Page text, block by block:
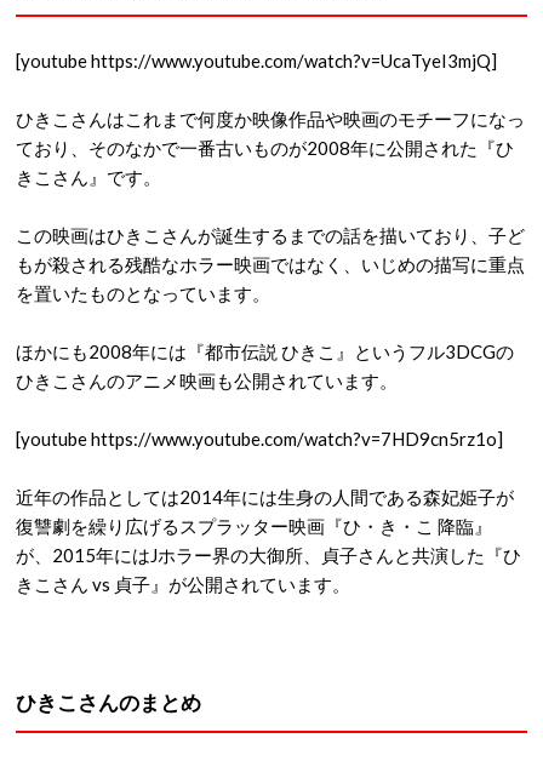
[youtube https://www.youtube.com/watch?v=UcaTyeI3mjQ]
ひきこさんはこれまで何度か映像作品や映画のモチーフになっ
ており、そのなかで一番古いものが2008年に公開された『ひ
きこさん』です。
この映画はひきこさんが誕生するまでの話を描いており、子ど
もが殺される残酷なホラー映画ではなく、いじめの描写に重点
を置いたものとなっています。
ほかにも2008年には『都市伝説 ひきこ』というフル3DCGの
ひきこさんのアニメ映画も公開されています。
[youtube https://www.youtube.com/watch?v=7HD9cn5rz1o]
近年の作品としては2014年には生身の人間である森妃姫子が
復讐劇を繰り広げるスプラッター映画『ひ・き・こ 降臨』
が、2015年にはJホラー界の大御所、貞子さんと共演した『ひ
きこさん vs 貞子』が公開されています。
ひきこさんのまとめ